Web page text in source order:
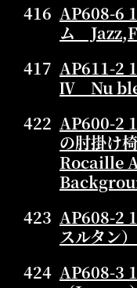
416 AP608-6
ム
417 AP611-2
Ⅳ Nu
422 AP600-2
の肘掛け
Rocaille
423 AP608-2
スルタン
424 AP608-3